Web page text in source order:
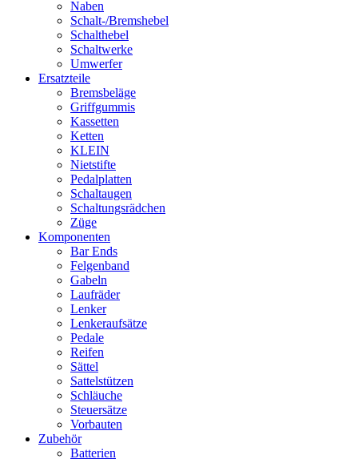
Naben
Schalt-/Bremshebel
Schalthebel
Schaltwerke
Umwerfer
Ersatzteile
Bremsbeläge
Griffgummis
Kassetten
Ketten
KLEIN
Nietstifte
Pedalplatten
Schaltaugen
Schaltungsrädchen
Züge
Komponenten
Bar Ends
Felgenband
Gabeln
Laufräder
Lenker
Lenkeraufsätze
Pedale
Reifen
Sättel
Sattelstützen
Schläuche
Steuersätze
Vorbauten
Zubehör
Batterien